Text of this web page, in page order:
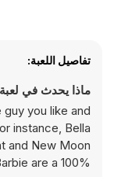
تفاصيل اللعبة:
ماذا يحدث في لعبة All for Girls Love Tester؟
you like and
instance, Bella
and New Moon
are a 100%.